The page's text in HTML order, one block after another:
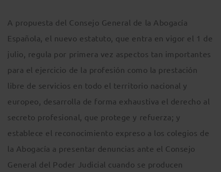
A propuesta del Consejo General de la Abogacía
Española, el nuevo estatuto, que entra en vigor el 1 de
julio, regula por primera vez aspectos tan importantes
para el ejercicio de la profesión como la prestación
libre de servicios en todo el territorio nacional y
europeo, desarrolla de forma exhaustiva el derecho al
secreto profesional, que protege y refuerza; y
establece el reconocimiento expreso a los colegios de
la Abogacía a presentar denuncias ante el Consejo
General del Poder Judicial cuando se producen